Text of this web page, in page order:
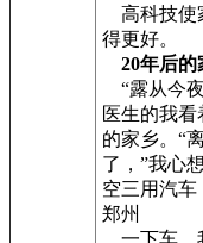
高科技使
得更好。
20年后的
“露从今
医生的我
的家乡。“
了，”我心
空三用汽
郑州
一下车，